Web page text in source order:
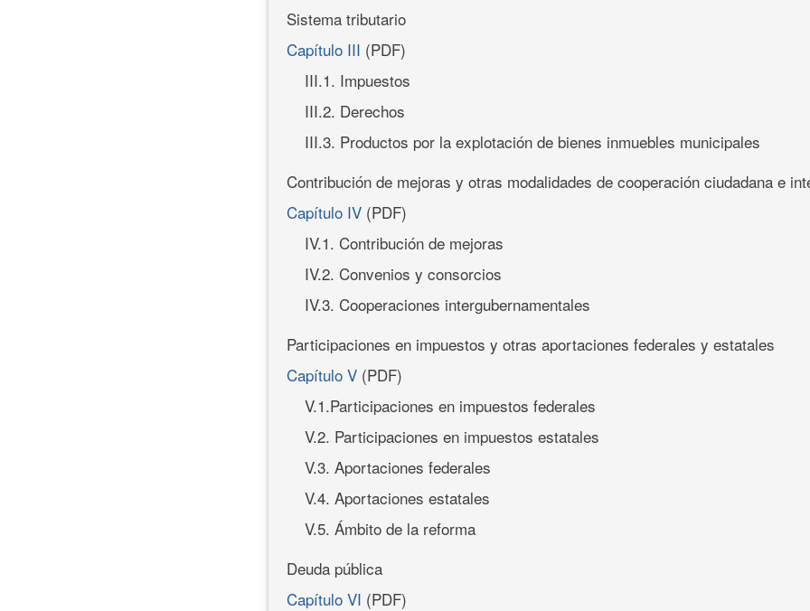
Sistema tributario
Capítulo III (PDF)
III.1. Impuestos
III.2. Derechos
III.3. Productos por la explotación de bienes inmuebles municipales
Contribución de mejoras y otras modalidades de cooperación ciudadana e
Capítulo IV (PDF)
IV.1. Contribución de mejoras
IV.2. Convenios y consorcios
IV.3. Cooperaciones intergubernamentales
Participaciones en impuestos y otras aportaciones federales y estatales
Capítulo V (PDF)
V.1.Participaciones en impuestos federales
V.2. Participaciones en impuestos estatales
V.3. Aportaciones federales
V.4. Aportaciones estatales
V.5. Ámbito de la reforma
Deuda pública
Capítulo VI (PDF)